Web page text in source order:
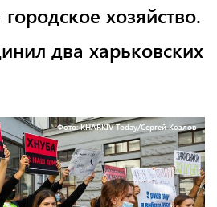
хозяйство.
два харьковских
Фото: KHARKIV Today/Сергей Козлов